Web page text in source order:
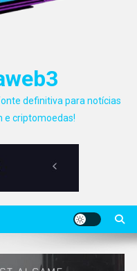
definitiva para notícias
e criptomoedas!